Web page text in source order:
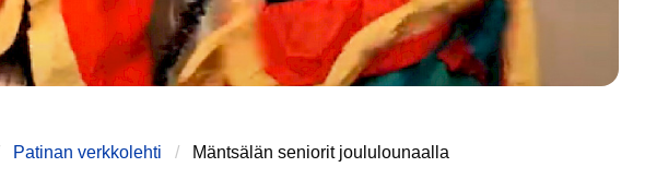
Patinan verkkolehti Mäntsälän seniorit joululounaalla